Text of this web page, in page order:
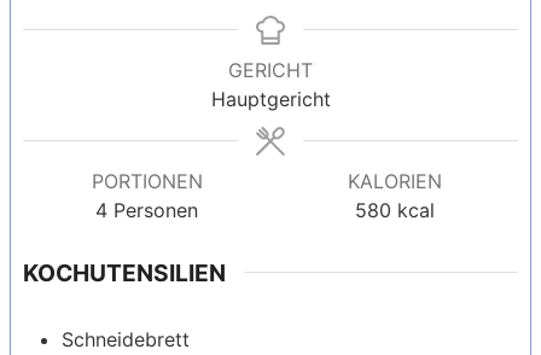
GERICHT
Hauptgericht
PORTIONEN
4 Personen
KALORIEN
580 kcal
KOCHUTENSILIEN
Schneidebrett